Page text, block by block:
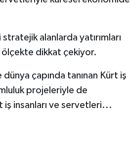
alanlarda yatırımları
ölçekte dikkat çekiyor.
çapında tanınan Kürt iş
projeleriyle de
iş insanları ve servetleri...